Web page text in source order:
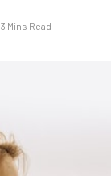
3 Mins Read